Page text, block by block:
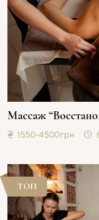
Массаж
1550-4500грн
ТОП